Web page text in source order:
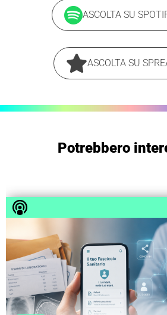
ASCOLTA SU
ASCOLTA SU
Potrebbero